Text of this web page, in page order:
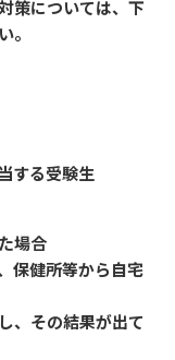
策については、下
。
する受験生
場合
保健所等から自宅
、その結果が出て